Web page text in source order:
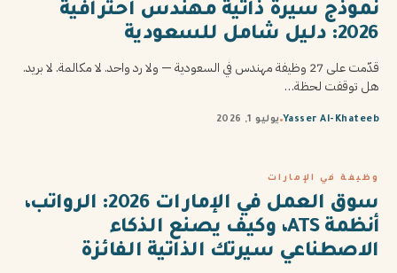
نموذج سيرة ذاتية مهندس احترافية
2026: دليل شامل للسعودية
قدّمت على 27 وظيفة مهندس في السعودية — ولا رد واحد. لا مكالمة. لا بريد.
هل توقفت لحظة…
Yasser Al-Khateeb يوليو 1, 2026
وظيفة في الإمارات
سوق العمل في الإمارات 2026: الرواتب،
أنظمة ATS، وكيف يصنع الذكاء
الاصطناعي سيرتك الذاتية الفائزة